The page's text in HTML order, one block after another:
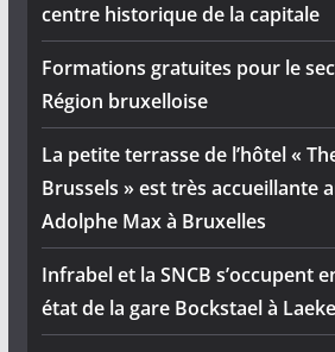
centre historique de la capitale
Formations gratuites pour le
Région bruxelloise
La petite terrasse de l’hôtel «
Brussels » est très accueillante
Adolphe Max à Bruxelles
Infrabel et la SNCB s’occupent
état de la gare Bockstael à